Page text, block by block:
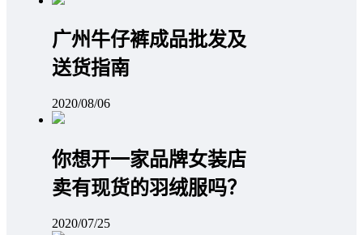
广州牛仔裤成品批发及
送货指南
2020/08/06
你想开一家品牌女装店
卖有现货的羽绒服吗？
2020/07/25